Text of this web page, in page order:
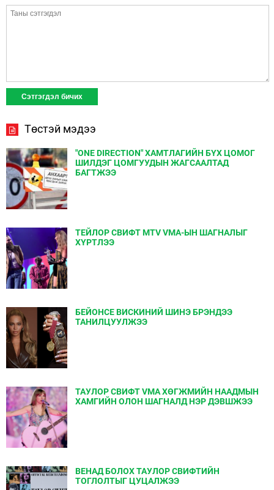
Төстэй мэдээ
"ONE DIRECTION" ХАМТЛАГИЙН БҮХ ЦОМОГ
ШИЛДЭГ ЦОМГУУДЫН ЖАГСААЛТАД
БАГТЖЭЭ
ТЕЙЛОР СВИФТ MTV VMA-ЫН ШАГНАЛЫГ
ХҮРТЛЭЭ
БЕЙОНСЕ ВИСКИНИЙ ШИНЭ БРЭНДЭЭ
ТАНИЛЦУУЛЖЭЭ
ТАУЛОР СВИФТ VMA ХӨГЖМИЙН НААДМЫН
ХАМГИЙН ОЛОН ШАГНАЛД НЭР ДЭВШЖЭЭ
ВЕНАД БОЛОХ ТАУЛОР СВИФТИЙН
ТОГЛОЛТЫГ ЦУЦАЛЖЭЭ